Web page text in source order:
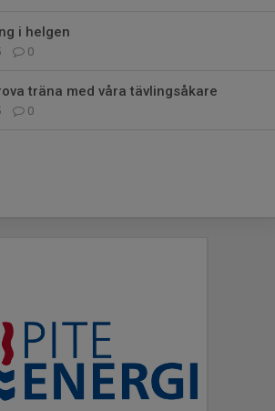
i helgen
0
träna med våra tävlingsåkare
0